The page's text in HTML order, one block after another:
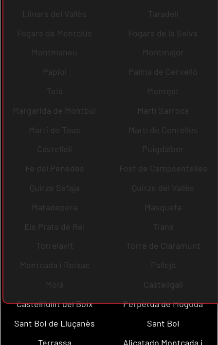
Llinars del Vallès
Taradell
Fogars de Montclús
Fogars de la Selva
Montmaneu
Montmajor
Papiol
Palma de Cervelló
Teià
Montgat
Margarida de Montbui
Martí Sarroca
Martí de Tous
Martí de Centelles
Castellolí
Puigdàlber
Fe del Penedès
Fost de Campsentelles
Quirze Safaja
Quirze del Vallès
Matadepera
Masquefa
Els Prats de Rei
Tiana
Torrelavit
Torre de Claramunt
Montcada i Reixac
Pallejà
Moià
Castellgalí
Castellfullit del Boix
Perpètua de Mogoda
Sant Boi de Lluçanès
Sant Boi
Terrassa
Alicatado Montcada i